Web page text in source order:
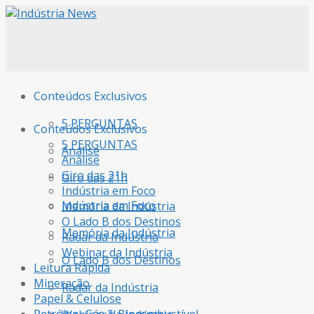
Conteúdos Exclusivos
5 PERGUNTAS
Análise
Giro das 21h
Indústria em Foco
Memória da Indústria
O Lado B dos Destinos
Radar da Indústria
Conteúdos Exclusivos
5 PERGUNTAS
Análise
Giro das 21h
Indústria em Foco
Memória da Indústria
O Lado B dos Destinos
Radar da Indústria
Webinar da Indústria
Leitura Rápida
Mineração
Papel & Celulose